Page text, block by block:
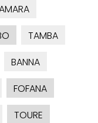
TAMBA
BANNA
FOFANA
TOURE